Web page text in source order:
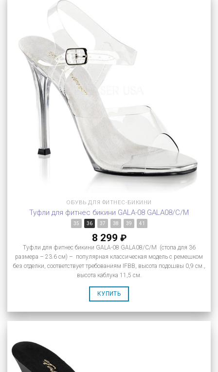
ОБУВЬ ДЛЯ ФИТНЕС-БИКИНИ
Туфли для фитнес бикини GALA-08 GALA08/C/M
35 36 37 38 39 41
8 299 ₽
Туфли для фитнес бикини GALA-08 GALA08/C/M (стопа для 36
размера – 23.6 см) – популярная классическая модель с ремешком
без отделки, соответствует требованиям IFBB, высота подошвы 0,9 см.,
высота каблука 11,5 см.
КУПИТЬ